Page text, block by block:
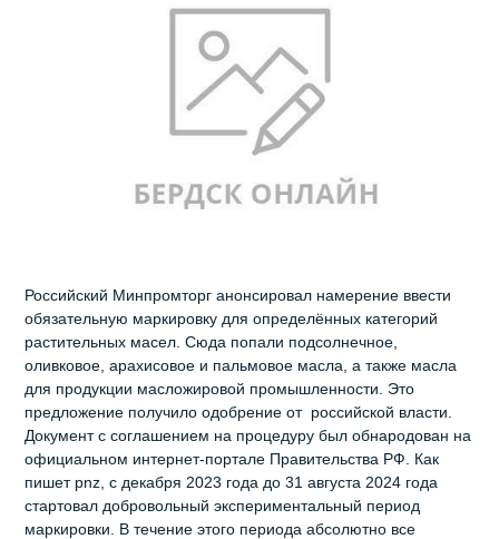
Российский Минпромторг анонсировал намерение ввести
обязательную маркировку для определённых категорий
растительных масел. Сюда попали подсолнечное,
оливковое, арахисовое и пальмовое масла, а также масла
для продукции масложировой промышленности. Это
предложение получило одобрение от российской власти.
Документ с соглашением на процедуру был обнародован на
официальном интернет-портале Правительства РФ. Как
пишет pnz, с декабря 2023 года до 31 августа 2024 года
стартовал добровольный экспериментальный период
маркировки. В течение этого периода абсолютно все